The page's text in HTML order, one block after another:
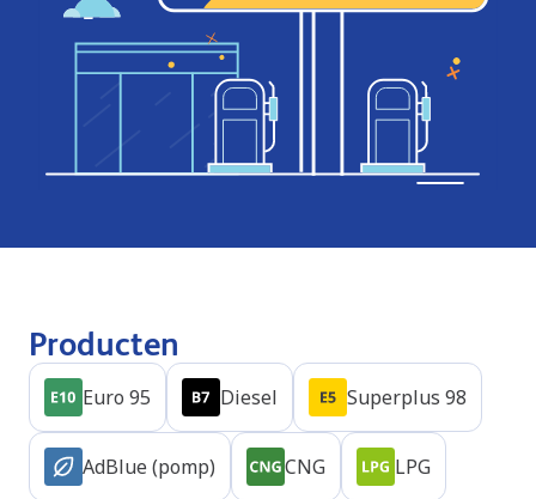
Producten
Euro 95 Diesel Superplus 98
AdBlue (pomp) CNG LPG